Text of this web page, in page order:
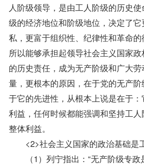
人阶级领导，是由工人阶级的历史
级的经济地位和阶级地位，决定了
私，更富于组织性、纪律性和革命
所以能够承担起领导社会主义国家
的历史责任，成为无产阶级和广大
量，更根本的原因，在于党的无产
于它的先进性，从根本上说是在于
利益，任何时候都能强调和坚持工
整体利益。
<2>社会主义国家的政治基础是
（1）列宁指出：“无产阶级专政